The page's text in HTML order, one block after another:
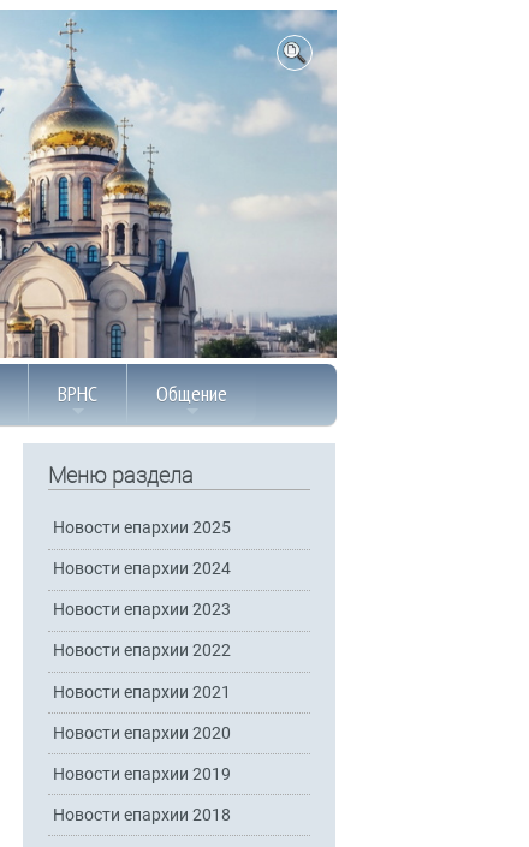
ВРНС Общение
Меню раздела
Новости епархии 2025
Новости епархии 2024
Новости епархии 2023
Новости епархии 2022
Новости епархии 2021
Новости епархии 2020
Новости епархии 2019
Новости епархии 2018